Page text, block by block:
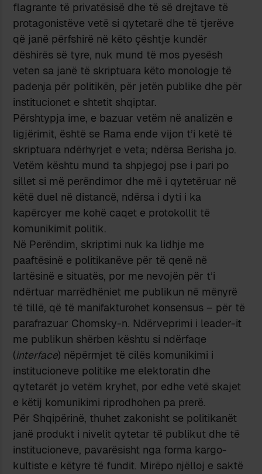
flagrante të privatësisë dhe të së drejtave të
protagonistëve vetë si qytetarë dhe të tjerëve
që janë përfshirë në këto çështje kundër
dëshirës së tyre, nuk mund të mos pyesësh
veten sa janë të skriptuara këto monologje të
padenja për politikën, për jetën publike dhe për
institucionet e shtetit shqiptar.
Përshtypja ime, e bazuar vetëm në analizën e
ligjërimit, është se Rama ende vijon t’i ketë të
skriptuara ndërhyrjet e veta; ndërsa Berisha jo.
Vetëm kështu mund ta shpjegoj pse i pari po
sillet si më perëndimor dhe më i qytetëruar në
këtë duel në distancë, ndërsa i dyti i ka
kapërcyer me kohë caqet e protokollit të
komunikimit politik.
Në Perëndim, skriptimi nuk ka lidhje me
paaftësinë e politikanëve për të qenë në
lartësinë e situatës, por me nevojën për t’i
ndërtuar marrëdhëniet me publikun në mënyrë
të tillë, që të manifakturohet konsensus – për të
parafrazuar Chomsky-n. Ndërveprimi i leader-it
me publikun shërben kështu si ndërfaqe
(interface) nëpërmjet të cilës komunikimi i
institucioneve politike me elektoratin dhe
qytetarët jo vetëm kryhet, por edhe vetë skajet
e këtij komunikimi riprodhohen pa prerë.
Për Shqipërinë, thuhet zakonisht se politikanët
janë produkt i nivelit qytetar të publikut dhe të
institucioneve, pavarësisht nga forma kargo-
kultiste e këtyre të fundit. Mirëpo njëlloj e saktë